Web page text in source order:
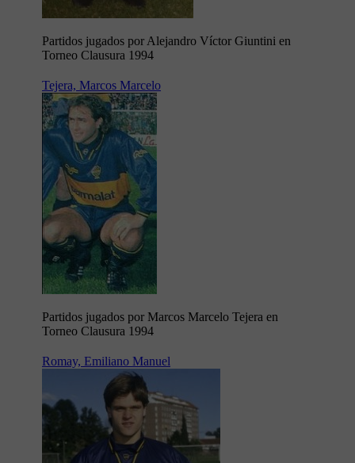
Partidos jugados por Alejandro Víctor Giuntini en
Torneo Clausura 1994
Tejera, Marcos Marcelo
Partidos jugados por Marcos Marcelo Tejera en
Torneo Clausura 1994
Romay, Emiliano Manuel